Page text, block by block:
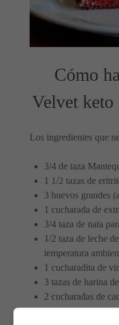
Cómo
Velvet keto
Los ingredientes que
3/4 de taza
1 1/2 tazas de
3 huevos grandes
1 cucharada de
3/4 taza de nata
1/2 taza de leche
temperatura
1 cucharadita de
3 tazas de harina
2 cucharadas de
2 cucharaditas de